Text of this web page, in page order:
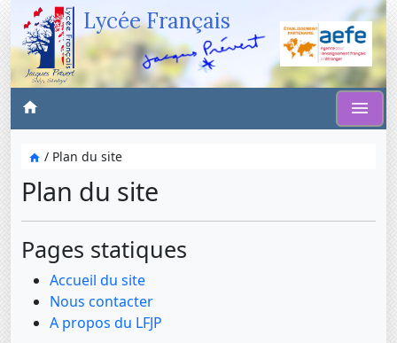
Lycée Français
/ Plan du site
Plan du site
Pages statiques
Accueil du site
Nous contacter
A propos du LFJP